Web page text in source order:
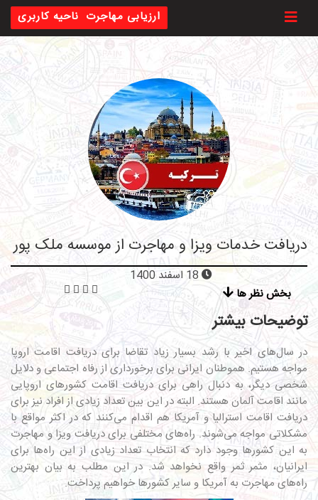
ناحیه کاربری ارزیابی مهاجرت
دریافت خدمات ویزا و مهاجرت از موسسه ملک پور
بخش نظر ها
توضیحات بیشتر
در سال‌های اخیر با رشد بسیار زیاد تقاضا برای دریافت اقامت اروپا
مواجه هستیم. هموطنان ایرانی برای برخورداری از رفاه اجتماعی و دلایل
شخصی دیگر، به دنبال راهی برای دریافت اقامت کشورهای اروپایی
مانند اقامت آلمان هستند. البته در این بین تعداد زیادی از افراد نیز برای
دریافت اقامت استرالیا و آمریکا هم اقدام می‌کنند که در اکثر مواقع با
مشکلاتی مواجه می‌شوند. راه‌های مختلفی برای دریافت ویزا و مهاجرت
به این کشورها وجود دارد که انتخاب تعداد زیادی از این راه‌ها برای
ایرانیان، مثمر ثمر واقع نخواهد شد. در این مطلب به بیان بهترین
راه‌های مهاجرت به آمریکا و سایر کشورها خواهیم پرداخت.